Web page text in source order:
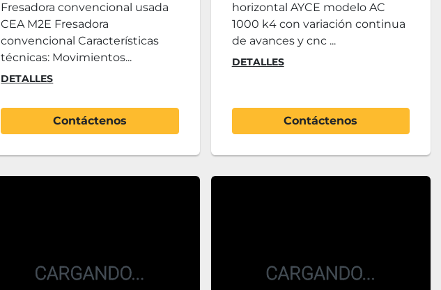
Fresadora convencional usada
CEA M2E Fresadora
convencional Características
técnicas: Movimientos...
DETALLES
Contáctenos
horizontal AYCE modelo AC
1000 k4 con variación continua
de avances y cnc ...
DETALLES
Contáctenos